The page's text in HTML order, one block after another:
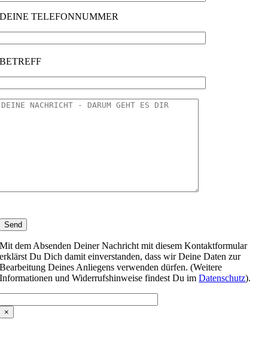
DEINE TELEFONNUMMER
BETREFF
Mit dem Absenden Deiner Nachricht mit diesem Kontaktformular
erklärst Du Dich damit einverstanden, dass wir Deine Daten zur
Bearbeitung Deines Anliegens verwenden dürfen. (Weitere
Informationen und Widerrufshinweise findest Du imDatenschutz).
×